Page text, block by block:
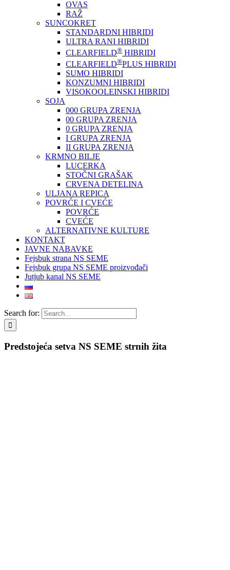
OVAS
RAŽ
SUNCOKRET
STANDARDNI HIBRIDI
ULTRA RANI HIBRIDI
CLEARFIELD® HIBRIDI
CLEARFIELD®PLUS HIBRIDI
SUMO HIBRIDI
KONZUMNI HIBRIDI
VISOKOOLEINSKI HIBRIDI
SOJA
000 GRUPA ZRENJA
00 GRUPA ZRENJA
0 GRUPA ZRENJA
I GRUPA ZRENJA
II GRUPA ZRENJA
KRMNO BILJE
LUCERKA
STOČNI GRAŠAK
CRVENA DETELINA
ULJANA REPICA
POVRĆE I CVEĆE
POVRĆE
CVEĆE
ALTERNATIVNE KULTURE
KONTAKT
JAVNE NABAVKE
Fejsbuk strana NS SEME
Fejsbuk grupa NS SEME proizvođači
Jutjub kanal NS SEME
Search for:
Predstojeća setva NS SEME strnih žita